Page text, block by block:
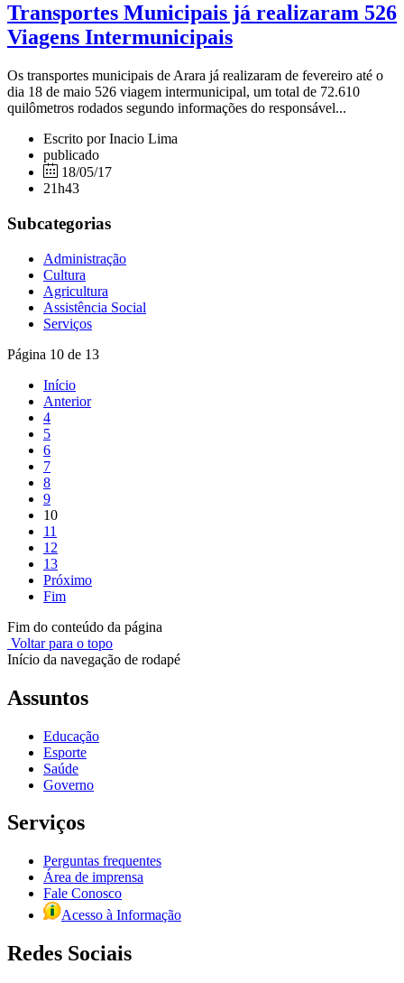
Transportes Municipais já realizaram 526
Viagens Intermunicipais
Os transportes municipais de Arara já realizaram de fevereiro até o
dia 18 de maio 526 viagem intermunicipal, um total de 72.610
quilômetros rodados segundo informações do responsável...
Escrito por Inacio Lima
publicado
18/05/17
21h43
Subcategorias
Administração
Cultura
Agricultura
Assistência Social
Serviços
Página 10 de 13
Início
Anterior
4
5
6
7
8
9
10
11
12
13
Próximo
Fim
Fim do conteúdo da página
Voltar para o topo
Início da navegação de rodapé
Assuntos
Educação
Esporte
Saúde
Governo
Serviços
Perguntas frequentes
Área de imprensa
Fale Conosco
Acesso à Informação
Redes Sociais